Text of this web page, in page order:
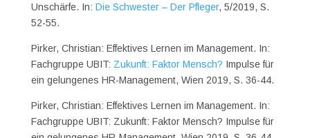
Unschärfe. In: Die Schwester – Der Pfleger, 5/2019, S.
52-55.
Pirker, Christian: Effektives Lernen im Management. In:
Fachgruppe UBIT: Zukunft: Faktor Mensch? Impulse für
ein gelungenes HR-Management, Wien 2019, S. 36-44.
Pirker, Christian: Effektives Lernen im Management. In:
Fachgruppe UBIT: Zukunft: Faktor Mensch? Impulse für